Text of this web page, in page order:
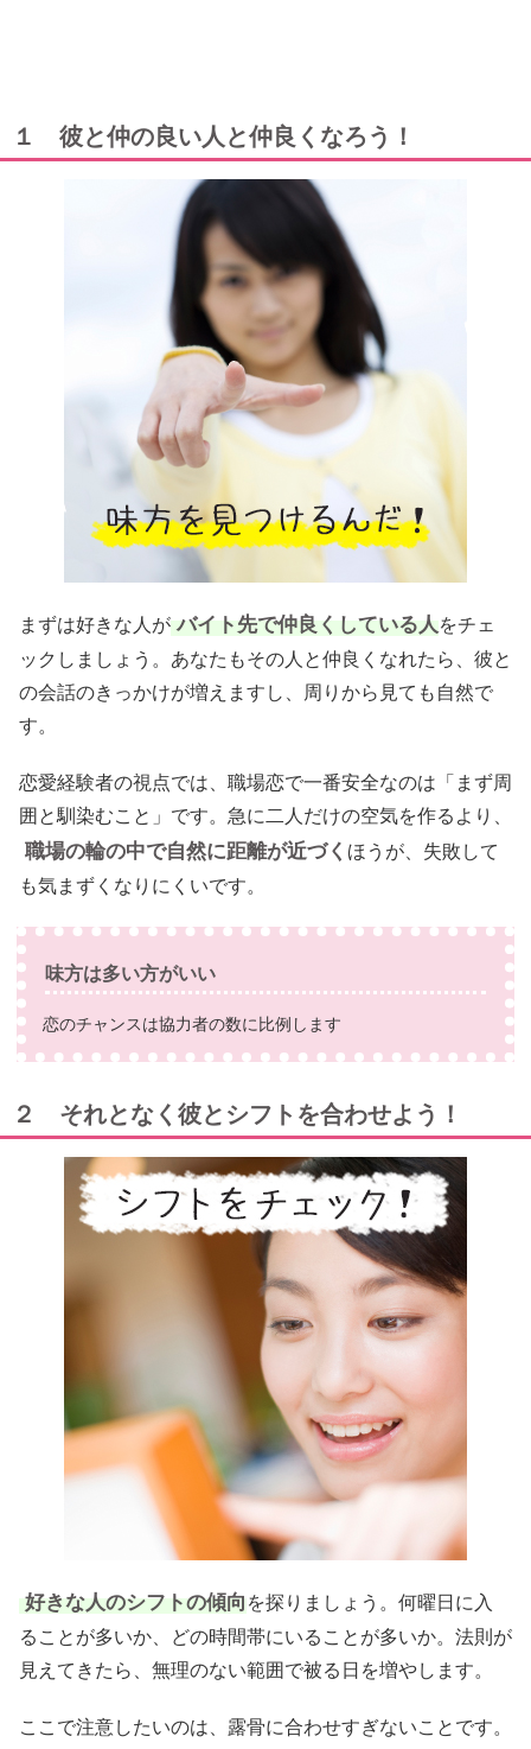
１ 彼と仲の良い人と仲良くなろう！
まずは好きな人が バイト先で仲良くしている人をチェ
ックしましょう。あなたもその人と仲良くなれたら、彼と
の会話のきっかけが増えますし、周りから見ても自然で
す。
恋愛経験者の視点では、職場恋で一番安全なのは「まず周
囲と馴染むこと」です。急に二人だけの空気を作るより、
職場の輪の中で自然に距離が近づく ほうが、失敗して
も気まずくなりにくいです。
味方は多い方がいい
恋のチャンスは協力者の数に比例します
２ それとなく彼とシフトを合わせよう！
好きな人のシフトの傾向を探りましょう。何曜日に入
ることが多いか、どの時間帯にいることが多いか。法則が
見えてきたら、無理のない範囲で被る日を増やします。
ここで注意したいのは、露骨に合わせすぎないことです。